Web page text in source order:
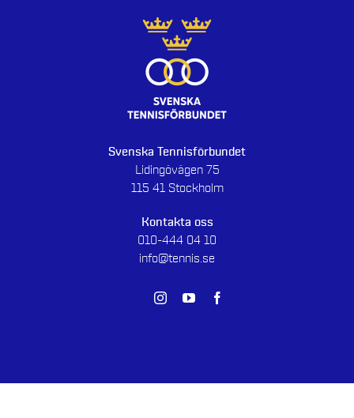
Svenska Tennisförbundet
Lidingövägen 75
115 41 Stockholm
Kontakta oss
010-444 04 10
info@tennis.se